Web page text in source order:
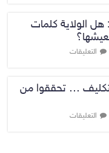
هل الولاية كلمات
التعليقات
… تحققوا من
التعليقات